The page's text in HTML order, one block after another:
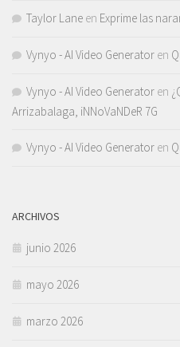
Taylor Lane en Exprime las
Vynyo - AI Video Generator en
Vynyo - AI Video Generator en
Arrizabalaga, iNNoVaNDeR 7G
Vynyo - AI Video Generator en
ARCHIVOS
junio 2026
mayo 2026
marzo 2026